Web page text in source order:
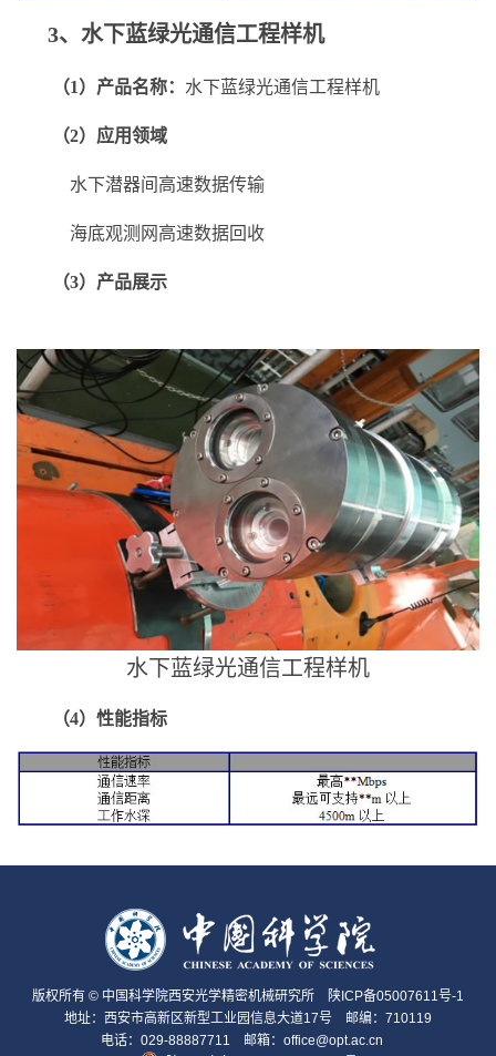
3、水下蓝绿光通信工程样机
（1）产品名称： 水下蓝绿光通信工程样机
（2）应用领域
水下潜器间高速数据传输
海底观测网高速数据回收
（3）产品展示
水下蓝绿光通信工程样机
（4）性能指标
版权所有 © 中国科学院西安光学精密机械研究所
陕ICP备05007611号-1
地址：西安市高新区新型工业园信息大道17号 邮编：710119
电话：029-88887711 邮箱：office@opt.ac.cn